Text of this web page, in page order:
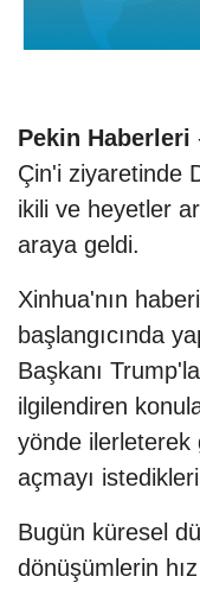
Pekin Haberleri
Çin'i ziyaretinde
ikili ve heyetler
araya geldi.
Xinhua'nın
başlangıcında
Başkanı
ilgilendiren
yönde ilerleterek
açmayı
Bugün küresel
dönüşümlerin